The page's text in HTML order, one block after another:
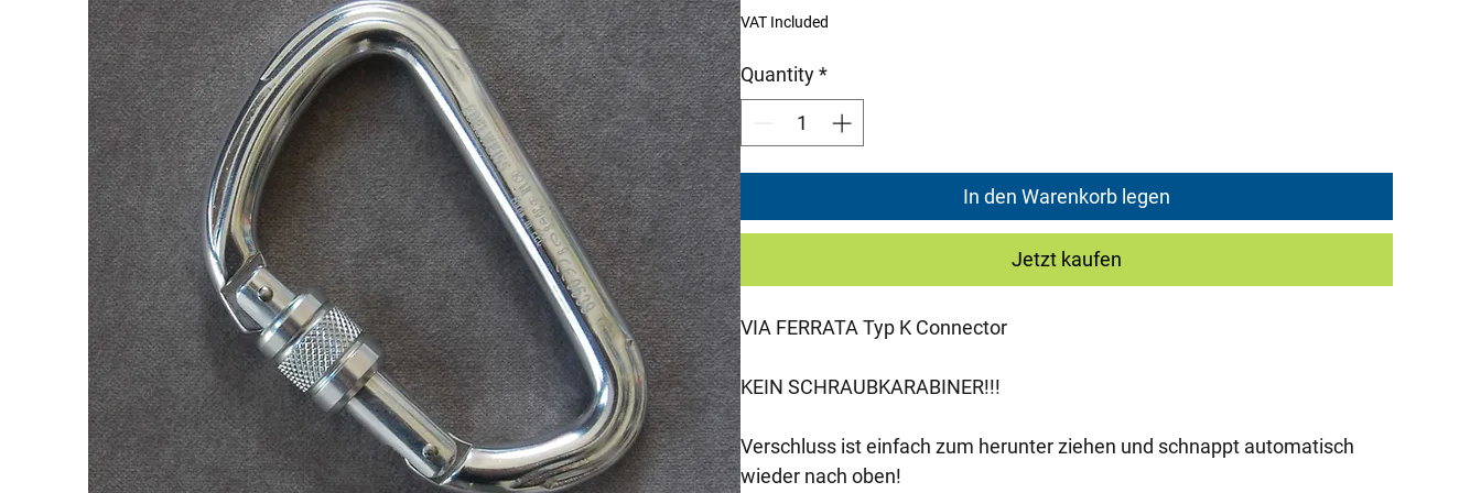
VAT Included
Quantity*
In den Warenkorb legen
Jetzt kaufen
VIA FERRATA Typ K Connector
KEIN SCHRAUBKARABINER!!!
Verschluss ist einfach zum herunter ziehen und schnappt automatisch
wieder nach oben!